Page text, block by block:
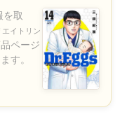
取
エイトリン
ページ
す。